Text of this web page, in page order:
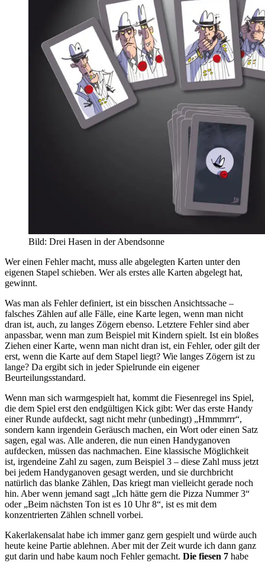
Bild: Drei Hasen in der Abendsonne
Wer einen Fehler macht, muss alle abgelegten Karten unter den
eigenen Stapel schieben. Wer als erstes alle Karten abgelegt hat,
gewinnt.
Was man als Fehler definiert, ist ein bisschen Ansichtssache –
falsches Zählen auf alle Fälle, eine Karte legen, wenn man nicht
dran ist, auch, zu langes Zögern ebenso. Letztere Fehler sind aber
anpassbar, wenn man zum Beispiel mit Kindern spielt. Ist ein bloßes
Ziehen einer Karte, wenn man nicht dran ist, ein Fehler, oder gilt der
erst, wenn die Karte auf dem Stapel liegt? Wie langes Zögern ist zu
lange? Da ergibt sich in jeder Spielrunde ein eigener
Beurteilungsstandard.
Wenn man sich warmgespielt hat, kommt die Fiesenregel ins Spiel,
die dem Spiel erst den endgültigen Kick gibt: Wer das erste Handy
einer Runde aufdeckt, sagt nicht mehr (unbedingt) „Hmmmrrr“,
sondern kann irgendein Geräusch machen, ein Wort oder einen Satz
sagen, egal was. Alle anderen, die nun einen Handyganoven
aufdecken, müssen das nachmachen. Eine klassische Möglichkeit
ist, irgendeine Zahl zu sagen, zum Beispiel 3 – diese Zahl muss jetzt
bei jedem Handyganoven gesagt werden, und sie durchbricht
natürlich das blanke Zählen, Das kriegt man vielleicht gerade noch
hin. Aber wenn jemand sagt „Ich hätte gern die Pizza Nummer 3“
oder „Beim nächsten Ton ist es 10 Uhr 8“, ist es mit dem
konzentrierten Zählen schnell vorbei.
Kakerlakensalat habe ich immer ganz gern gespielt und würde auch
heute keine Partie ablehnen. Aber mit der Zeit wurde ich dann ganz
gut darin und habe kaum noch Fehler gemacht. Die fiesen 7 habe